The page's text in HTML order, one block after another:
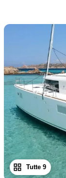
Tutte 9